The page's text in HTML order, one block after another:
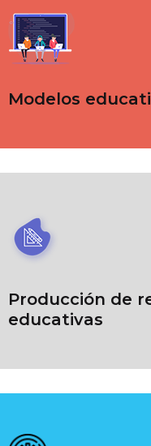
Modelos
Producción de
educativas